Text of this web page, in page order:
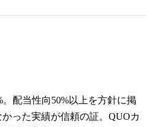
配当性向50%以上を方針に掲
った実績が信頼の証。QUOカ